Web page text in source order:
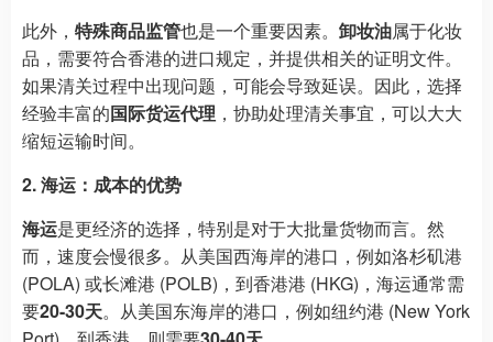
此外， 特殊商品监管也是一个重要因素。 卸妆油属于化妆
品，需要符合香港的进口规定，并提供相关的证明文件。
如果清关过程中出现问题，可能会导致延误。因此，选择
经验丰富的国际货运代理 ，协助处理清关事宜，可以大大
缩短运输时间。
2. 海运：成本的优势
海运是更经济的选择，特别是对于大批量货物而言。然
而，速度会慢很多。从美国西海岸的港口，例如洛杉矶港
(POLA) 或长滩港 (POLB)，到香港港 (HKG)，海运通常需
要20-30天。从美国东海岸的港口，例如纽约港 (New York